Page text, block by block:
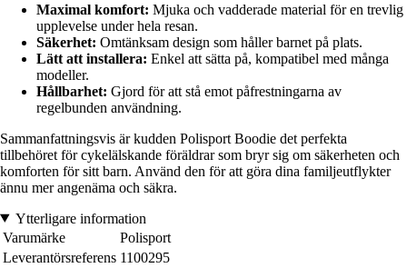
Maximal komfort: Mjuka och vadderade material för en trevlig
upplevelse under hela resan.
Säkerhet: Omtänksam design som håller barnet på plats.
Lätt att installera: Enkel att sätta på, kompatibel med många
modeller.
Hållbarhet: Gjord för att stå emot påfrestningarna av
regelbunden användning.
Sammanfattningsvis är kudden Polisport Boodie det perfekta
tillbehöret för cykelälskande föräldrar som bryr sig om säkerheten och
komforten för sitt barn. Använd den för att göra dina familjeutflykter
ännu mer angenäma och säkra.
Ytterligare information
Varumärke
Polisport
Leverantörsreferens 1100295